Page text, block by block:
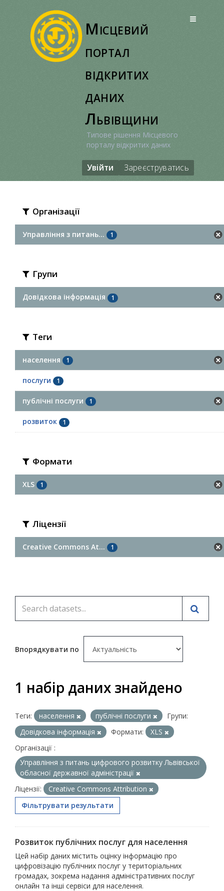
Місцевий
портал
відкритих
даних
Львівщини
Типове рішення Місцевого
порталу відкритих даних
Увійти Зареєструватись
Організації
Управління з питань... 1
Групи
Довідкова інформація 1
Теги
населення 1
послуги 1
публічні послуги 1
розвиток 1
Формати
XLS 1
Ліцензії
Creative Commons At... 1
Впорядкувати по
1 набір даних знайдено
Теги: населення публічні послуги
Групи:
Довідкова інформація
Формати:
XLS
Організації :
Управління з питань цифрового розвитку Львівської
обласної державної адміністрації
Ліцензії:
Creative Commons Attribution
Фільтрувати результати
Розвиток публічних послуг для населення
Цей набір даних містить оцінку інформацію про
цифровізацію публічних послуг у територіальних
громадах, зокрема надання адміністративних послуг
онлайн та інші сервіси для населення.